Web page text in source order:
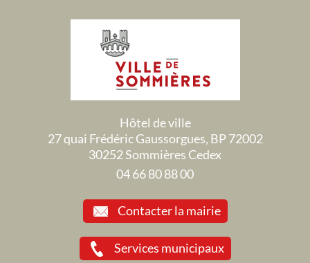
Hôtel de ville
27 quai Frédéric Gaussorgues, BP 72002
30252 Sommières Cedex
04 66 80 88 00
Contacter la mairie
Services municipaux